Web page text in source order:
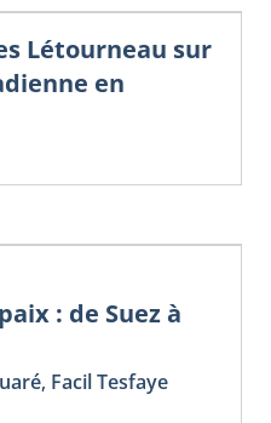
Létourneau sur
en
: de Suez à
, Facil Tesfaye